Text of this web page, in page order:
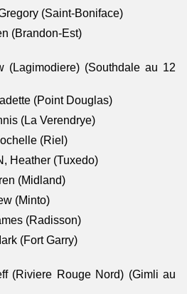
(Saint-Boniface)
(Brandon-Est)
(Lagimodiere) (Southdale au 12
(Point Douglas)
(La Verendrye)
(Riel)
Heather (Tuxedo)
(Midland)
(Minto)
(Radisson)
(Fort Garry)
(Riviere Rouge Nord) (Gimli au